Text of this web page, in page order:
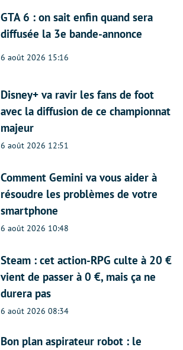
GTA 6 : on sait enfin quand sera
diffusée la 3e bande-annonce
6 août 2026 15:16
Disney+ va ravir les fans de foot
avec la diffusion de ce championnat
majeur
6 août 2026 12:51
Comment Gemini va vous aider à
résoudre les problèmes de votre
smartphone
6 août 2026 10:48
Steam : cet action-RPG culte à 20 €
vient de passer à 0 €, mais ça ne
durera pas
6 août 2026 08:34
Bon plan aspirateur robot : le